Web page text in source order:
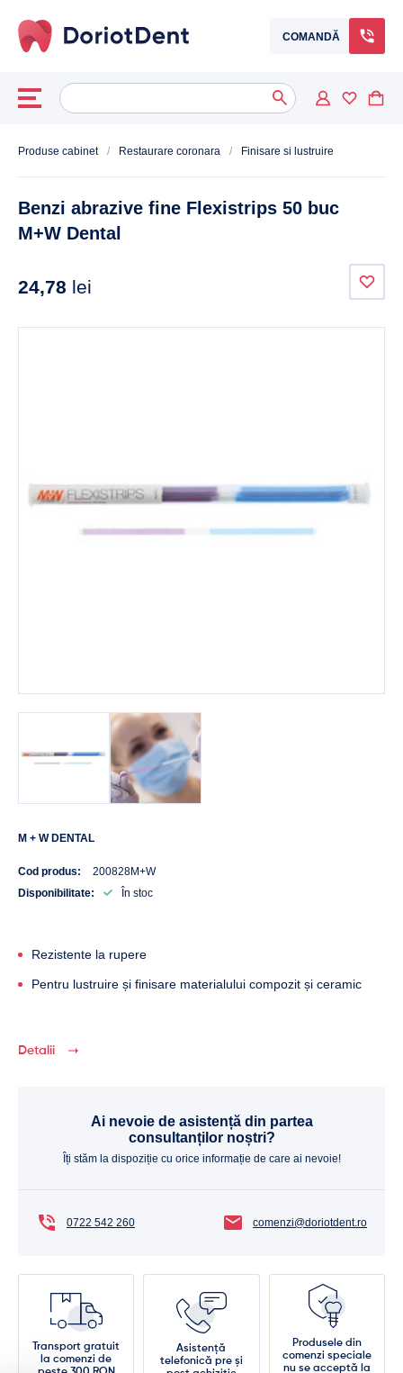
COMANDĂ
Caută
după:When autocomplete results are available use up and down
Produse cabinet / Restaurare coronara / Finisare si lustruire
Benzi abrazive fine Flexistrips 50 buc
M+W Dental
24,78 lei
M + W DENTAL
Cod produs:
200828M+W
Disponibilitate:
În stoc
Rezistente la rupere
Pentru lustruire și finisare materialului compozit și ceramic
Detalii
Ai nevoie de asistență din partea
consultanților noștri?
Îți stăm la dispoziție cu orice informație de care ai nevoie!
0722 542 260 comenzi@doriotdent.ro
Transport gratuit
la comenzi de
Asistență
telefonică pre și
Produsele din
comenzi speciale
nu se acceptă la